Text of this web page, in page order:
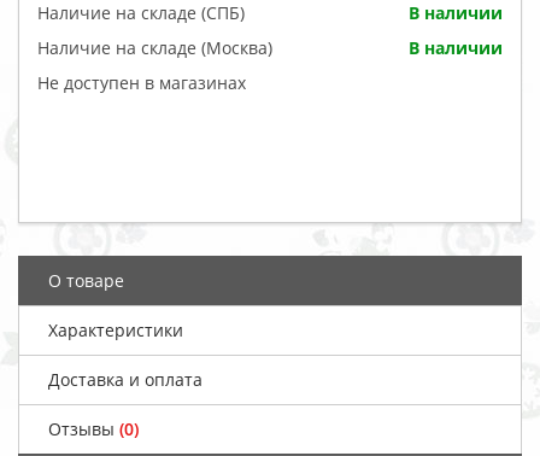
Наличие на складе (СПБ)
В наличии
Наличие на складе (Москва)
В наличии
Не доступен в магазинах
О товаре
Характеристики
Доставка и оплата
Отзывы (0)